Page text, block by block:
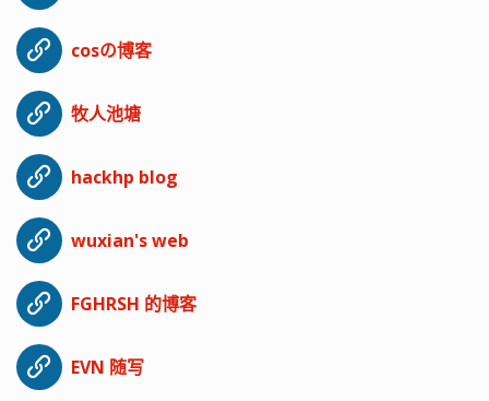
cosの博客
牧人池塘
hackhp blog
wuxian's web
FGHRSH 的博客
EVN 随写